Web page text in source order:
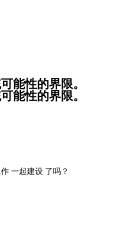
能性的界限。
能性的界限。
一起建设 了吗？